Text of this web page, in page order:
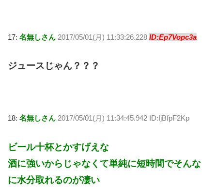
17: 名無しさん 2017/05/01(月) 11:33:26.228 ID:Ep7Vopc3a
ジュースじゃん？？？
18: 名無しさん 2017/05/01(月) 11:34:45.942 ID:IjBfpF2Kp
ビール十杯とかすげえな
酒に強いからじゃなくて単純に短時間でそんな
に水分取れるのが凄い